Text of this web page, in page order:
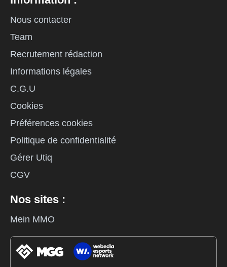
Nous contacter
Team
Recrutement rédaction
Informations légales
C.G.U
Cookies
Préférences cookies
Politique de confidentialité
Gérer Utiq
CGV
Nos sites :
Mein MMO